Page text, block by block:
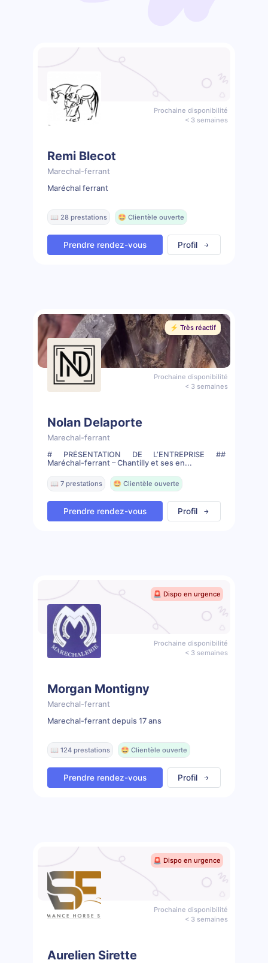
Prochaine disponibilité
< 3 semaines
Remi Blecot
Marechal-ferrant
Maréchal ferrant
📖 28 prestations 🤩 Clientèle ouverte
Prendre rendez-vous Profil
⚡️ Très réactif
Prochaine disponibilité
< 3 semaines
Nolan Delaporte
Marechal-ferrant
# PRÉSENTATION DE L’ENTREPRISE ##
Maréchal-ferrant – Chantilly et ses en...
📖 7 prestations 🤩 Clientèle ouverte
Prendre rendez-vous Profil
🚨 Dispo en urgence
Prochaine disponibilité
< 3 semaines
Morgan Montigny
Marechal-ferrant
Marechal-ferrant depuis 17 ans
📖 124 prestations 🤩 Clientèle ouverte
Prendre rendez-vous Profil
🚨 Dispo en urgence
Prochaine disponibilité
< 3 semaines
Aurelien Sirette